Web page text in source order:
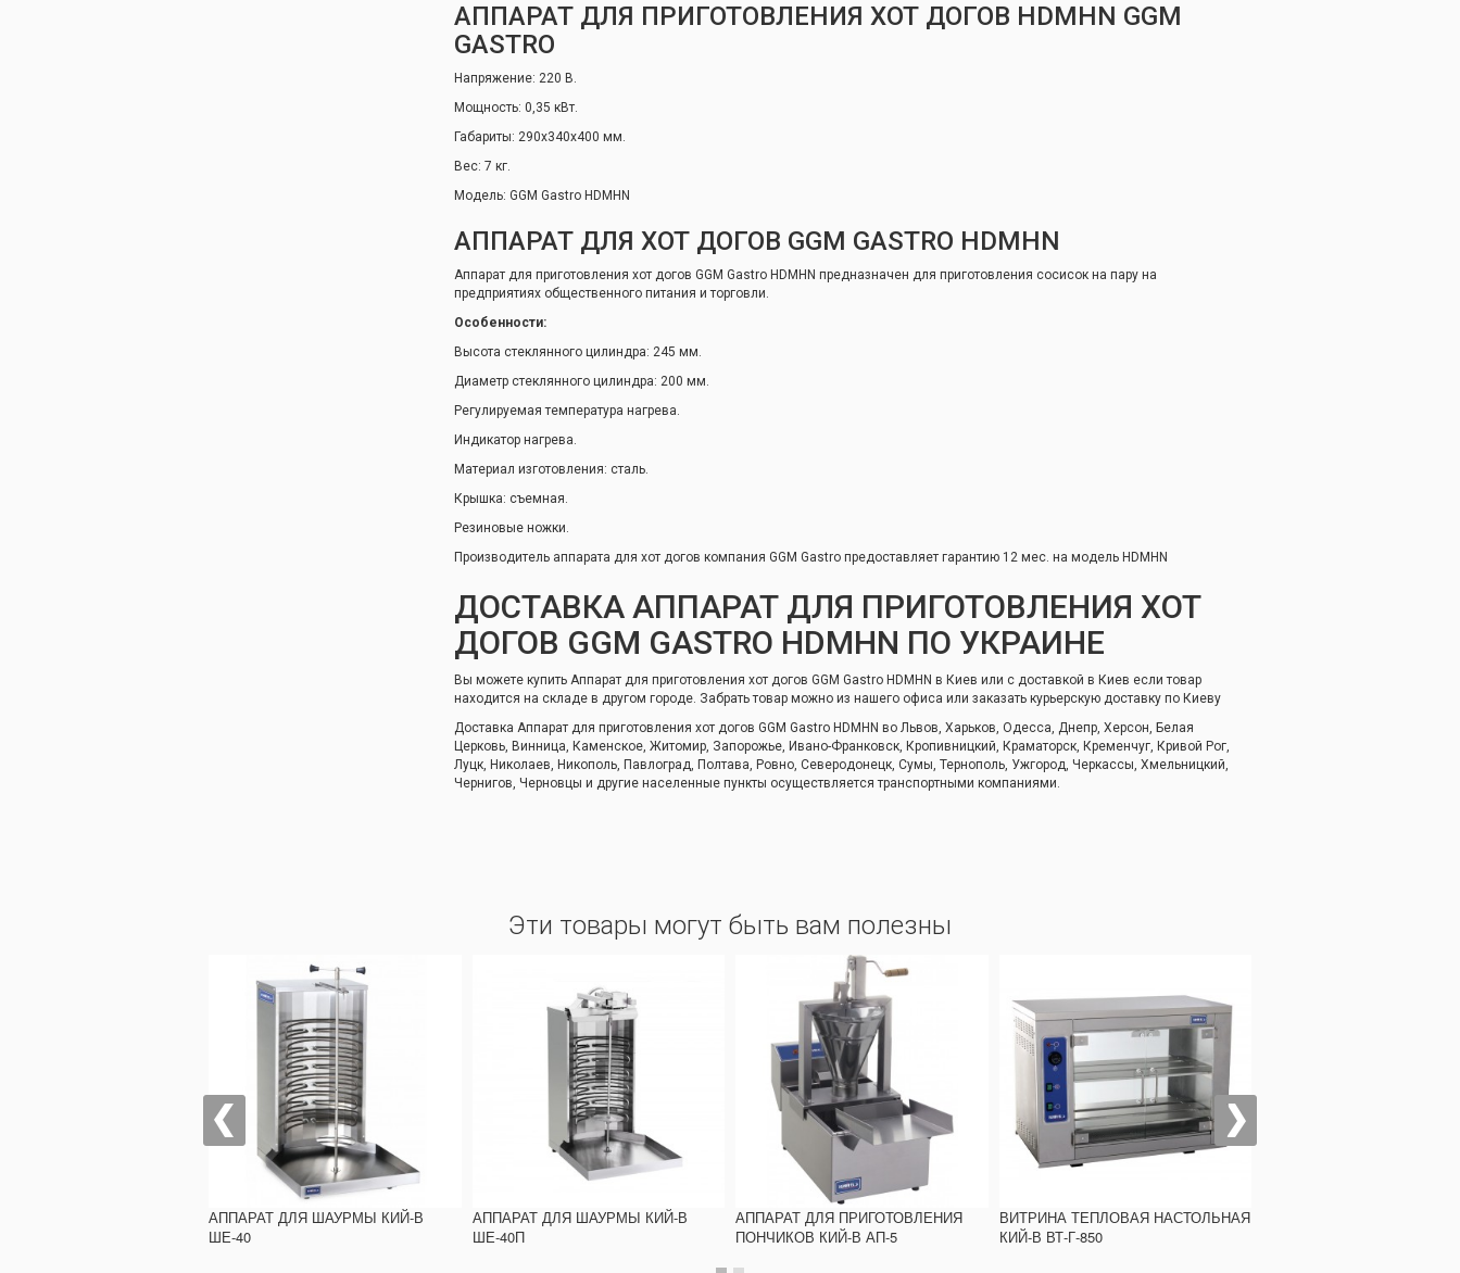
АППАРАТ ДЛЯ ПРИГОТОВЛЕНИЯ ХОТ ДОГОВ HDMHN GGM
GASTRO
Напряжение: 220 В.
Мощность: 0,35 кВт.
Габариты: 290х340х400 мм.
Вес: 7 кг.
Модель: GGM Gastro HDMHN
АППАРАТ ДЛЯ ХОТ ДОГОВ GGM GASTRO HDMHN
Аппарат для приготовления хот догов GGM Gastro HDMHN предназначен для приготовления сосисок на пару на
предприятиях общественного питания и торговли.
Особенности:
Высота стеклянного цилиндра: 245 мм.
Диаметр стеклянного цилиндра: 200 мм.
Регулируемая температура нагрева.
Индикатор нагрева.
Материал изготовления: сталь.
Крышка: съемная.
Резиновые ножки.
Производитель аппарата для хот догов компания GGM Gastro предоставляет гарантию 12 мес. на модель HDMHN
ДОСТАВКА АППАРАТ ДЛЯ ПРИГОТОВЛЕНИЯ ХОТ
ДОГОВ GGM GASTRO HDMHN ПО УКРАИНЕ
Вы можете купить Аппарат для приготовления хот догов GGM Gastro HDMHN в Киев или с доставкой в Киев если товар
находится на складе в другом городе. Забрать товар можно из нашего офиса или заказать курьерскую доставку по Киеву
Доставка Аппарат для приготовления хот догов GGM Gastro HDMHN во Львов, Харьков, Одесса, Днепр, Херсон, Белая
Церковь, Винница, Каменское, Житомир, Запорожье, Ивано-Франковск, Кропивницкий, Краматорск, Кременчуг, Кривой Рог,
Луцк, Николаев, Никополь, Павлоград, Полтава, Ровно, Северодонецк, Сумы, Тернополь, Ужгород, Черкассы, Хмельницкий,
Чернигов, Черновцы и другие населенные пункты осуществляется транспортными компаниями.
Эти товары могут быть вам полезны
АППАРАТ ДЛЯ ШАУРМЫ КИЙ-В
ШЕ-40
АППАРАТ ДЛЯ ШАУРМЫ КИЙ-В
ШЕ-40П
АППАРАТ ДЛЯ ПРИГОТОВЛЕНИЯ
ПОНЧИКОВ КИЙ-В АП-5
ВИТРИНА ТЕПЛОВАЯ НАСТОЛЬНАЯ
КИЙ-В ВТ-Г-850